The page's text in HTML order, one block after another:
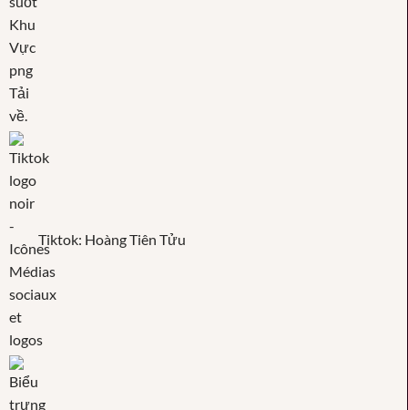
Tiktok: Hoàng Tiên Tửu